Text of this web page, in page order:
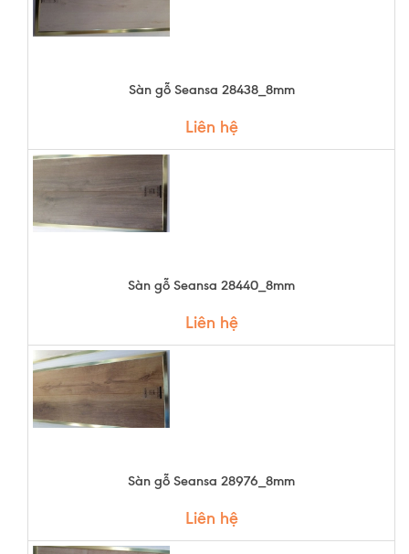
Sàn gỗ Seansa 28438_8mm
Liên hệ
Sàn gỗ Seansa 28440_8mm
Liên hệ
Sàn gỗ Seansa 28976_8mm
Liên hệ